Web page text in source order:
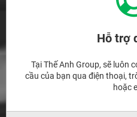
Hỗ trợ
Tại Thế Anh Group, sẽ luôn
cầu của bạn qua điện thoại,
hoặc